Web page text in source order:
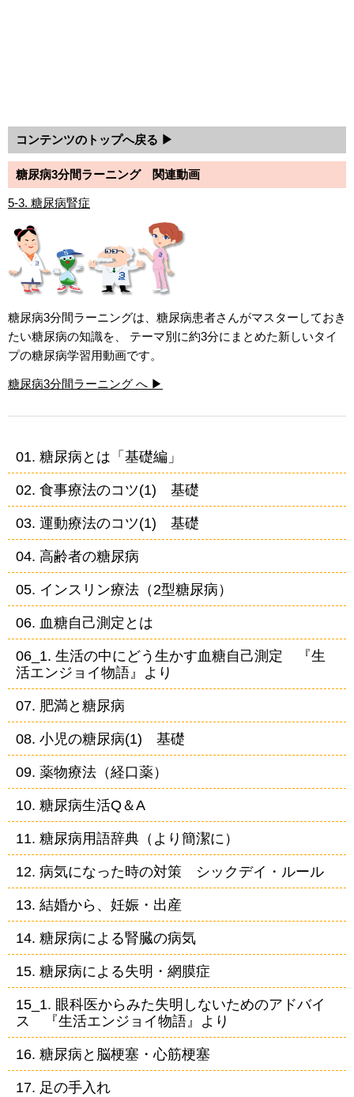
コンテンツのトップへ戻る ▶
糖尿病3分間ラーニング 関連動画
5-3. 糖尿病腎症
糖尿病3分間ラーニングは、糖尿病患者さんがマスターしておき
たい糖尿病の知識を、 テーマ別に約3分にまとめた新しいタイ
プの糖尿病学習用動画です。
糖尿病3分間ラーニング へ ▶
01. 糖尿病とは「基礎編」
02. 食事療法のコツ(1) 基礎
03. 運動療法のコツ(1) 基礎
04. 高齢者の糖尿病
05. インスリン療法（2型糖尿病）
06. 血糖自己測定とは
06_1. 生活の中にどう生かす血糖自己測定 『生
活エンジョイ物語』より
07. 肥満と糖尿病
08. 小児の糖尿病(1) 基礎
09. 薬物療法（経口薬）
10. 糖尿病生活Q＆A
11. 糖尿病用語辞典（より簡潔に）
12. 病気になった時の対策 シックデイ・ルール
13. 結婚から、妊娠・出産
14. 糖尿病による腎臓の病気
15. 糖尿病による失明・網膜症
15_1. 眼科医からみた失明しないためのアドバイ
ス 『生活エンジョイ物語』より
16. 糖尿病と脳梗塞・心筋梗塞
17. 足の手入れ